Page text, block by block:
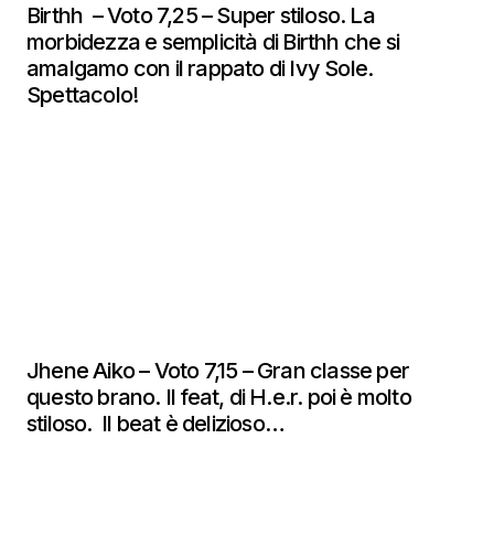
Birthh – Voto 7,25 – Super stiloso. La
morbidezza e semplicità di Birthh che si
amalgamo con il rappato di Ivy Sole.
Spettacolo!
Jhene Aiko – Voto 7,15 – Gran classe per
questo brano. Il feat, di H.e.r. poi è molto
stiloso. Il beat è delizioso…